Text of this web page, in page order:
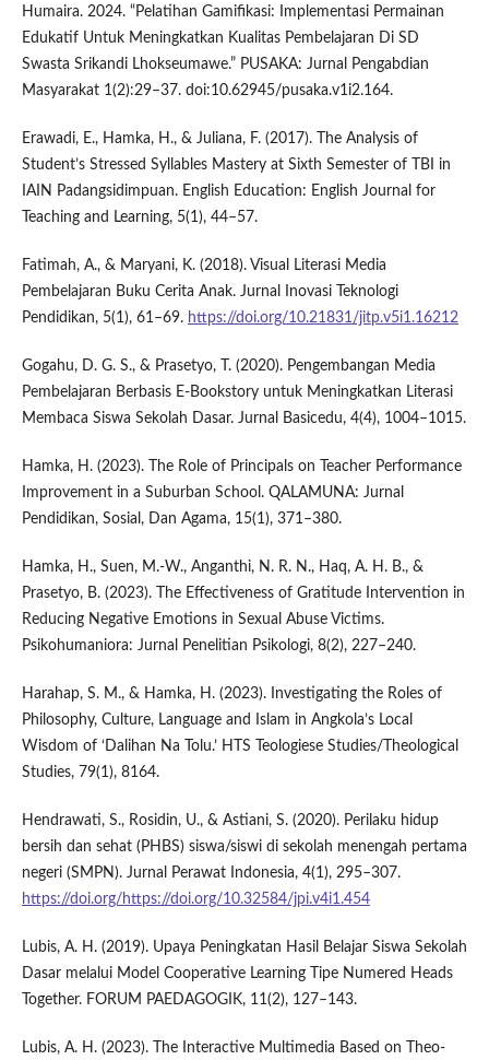
Humaira. 2024. “Pelatihan Gamifikasi: Implementasi Permainan
Edukatif Untuk Meningkatkan Kualitas Pembelajaran Di SD
Swasta Srikandi Lhokseumawe.” PUSAKA: Jurnal Pengabdian
Masyarakat 1(2):29–37. doi:10.62945/pusaka.v1i2.164.
Erawadi, E., Hamka, H., & Juliana, F. (2017). The Analysis of
Student’s Stressed Syllables Mastery at Sixth Semester of TBI in
IAIN Padangsidimpuan. English Education: English Journal for
Teaching and Learning, 5(1), 44–57.
Fatimah, A., & Maryani, K. (2018). Visual Literasi Media
Pembelajaran Buku Cerita Anak. Jurnal Inovasi Teknologi
Pendidikan, 5(1), 61–69. https://doi.org/10.21831/jitp.v5i1.16212
Gogahu, D. G. S., & Prasetyo, T. (2020). Pengembangan Media
Pembelajaran Berbasis E-Bookstory untuk Meningkatkan Literasi
Membaca Siswa Sekolah Dasar. Jurnal Basicedu, 4(4), 1004–1015.
Hamka, H. (2023). The Role of Principals on Teacher Performance
Improvement in a Suburban School. QALAMUNA: Jurnal
Pendidikan, Sosial, Dan Agama, 15(1), 371–380.
Hamka, H., Suen, M.-W., Anganthi, N. R. N., Haq, A. H. B., &
Prasetyo, B. (2023). The Effectiveness of Gratitude Intervention in
Reducing Negative Emotions in Sexual Abuse Victims.
Psikohumaniora: Jurnal Penelitian Psikologi, 8(2), 227–240.
Harahap, S. M., & Hamka, H. (2023). Investigating the Roles of
Philosophy, Culture, Language and Islam in Angkola’s Local
Wisdom of ‘Dalihan Na Tolu.’ HTS Teologiese Studies/Theological
Studies, 79(1), 8164.
Hendrawati, S., Rosidin, U., & Astiani, S. (2020). Perilaku hidup
bersih dan sehat (PHBS) siswa/siswi di sekolah menengah pertama
negeri (SMPN). Jurnal Perawat Indonesia, 4(1), 295–307.
https://doi.org/https://doi.org/10.32584/jpi.v4i1.454
Lubis, A. H. (2019). Upaya Peningkatan Hasil Belajar Siswa Sekolah
Dasar melalui Model Cooperative Learning Tipe Numered Heads
Together. FORUM PAEDAGOGIK, 11(2), 127–143.
Lubis, A. H. (2023). The Interactive Multimedia Based on Theo-